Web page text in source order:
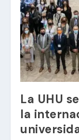
La UHU
la